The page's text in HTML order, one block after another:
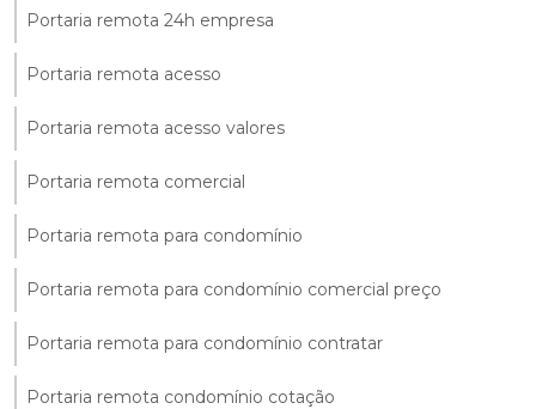
Portaria remota 24h empresa
Portaria remota acesso
Portaria remota acesso valores
Portaria remota comercial
Portaria remota para condomínio
Portaria remota para condomínio comercial preço
Portaria remota para condomínio contratar
Portaria remota condomínio cotação